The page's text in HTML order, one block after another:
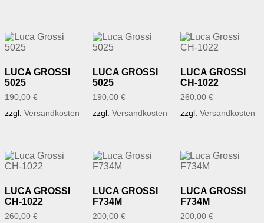
LUCA GROSSI
5025
190,00 €
zzgl. Versandkosten
LUCA GROSSI
5025
190,00€
zzgl.Versandkosten
LUCA GROSSI
CH-1022
260,00€
zzgl.Versandkosten
LUCA GROSSI
CH-1022
260,00 €
LUCA GROSSI
F734M
200,00€
LUCA GROSSI
F734M
200,00€